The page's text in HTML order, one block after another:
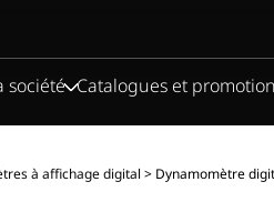
société Catalogues et
à affichage digital > Dynamomètre